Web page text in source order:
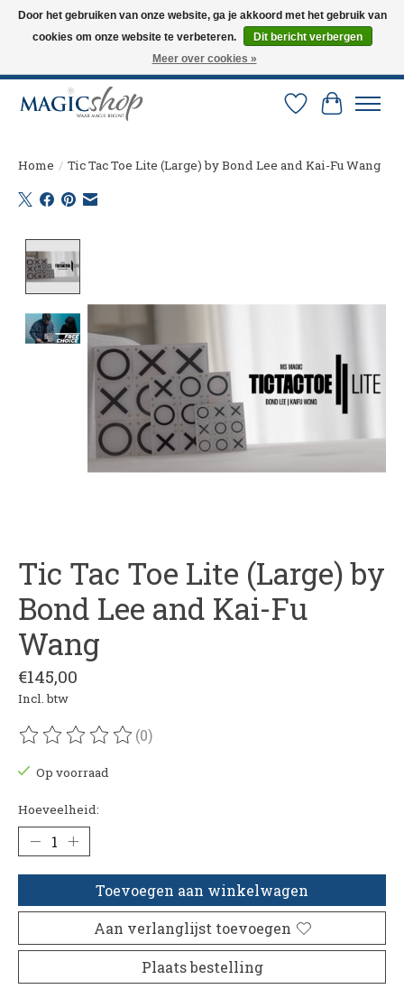
Altijd de nieuwste trucs op voorraad. Snelle verzending via PostNL en DHL.
Langskomen in onze winkel? Bel of mail om een afspraak te maken. 0251-
Verlanglijst
Home / Tic Tac Toe Lite (Large) by Bond Lee and Kai-Fu Wang
Tic Tac Toe Lite (Large) by
Bond Lee and Kai-Fu
Wang
€145,00
Incl. btw
De beoordeling van dit product is
(0)
Op voorraad
Hoeveelheid:
Toevoegen aan winkelwagen
Aan verlanglijst toevoegen
Plaats bestelling
Door het gebruiken van onze website, ga je akkoord met het gebruik van
cookies om onze website te verbeteren.
Dit bericht verbergen
Meer over cookies »